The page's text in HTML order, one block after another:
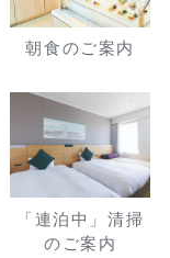
朝食のご案内
「連泊中」清掃
のご案内